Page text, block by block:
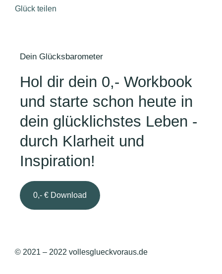
Glück teilen
Dein Glücksbarometer
Hol dir dein 0,- Workbook
und starte schon heute in
dein glücklichstes Leben -
durch Klarheit und
Inspiration!
0,- € Download
© 2021 – 2022 vollesglueckvoraus.de